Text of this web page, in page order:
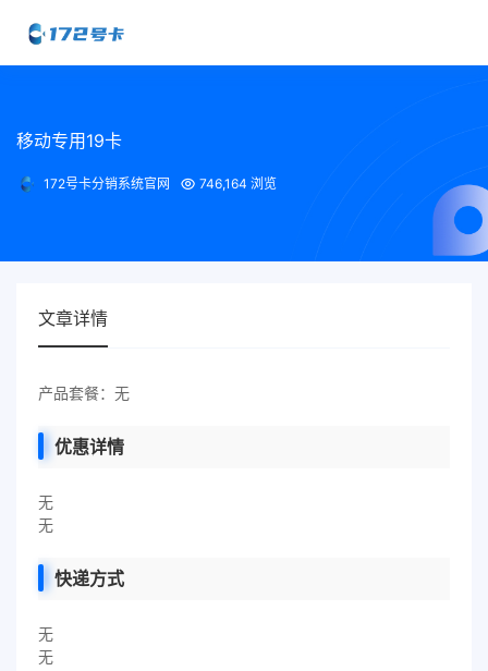
移动专用19卡
172号卡分销系统官网 746,164 浏览
文章详情
产品套餐：无
优惠详情
无
无
快递方式
无
无